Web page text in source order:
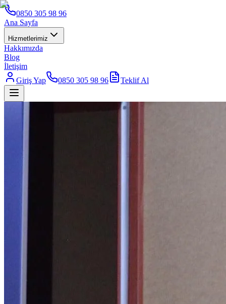
0850 305 98 96
Ana Sayfa
Hizmetlerimiz
Hakkımızda
Blog
İletişim
Giriş Yap
0850 305 98 96 Teklif Al